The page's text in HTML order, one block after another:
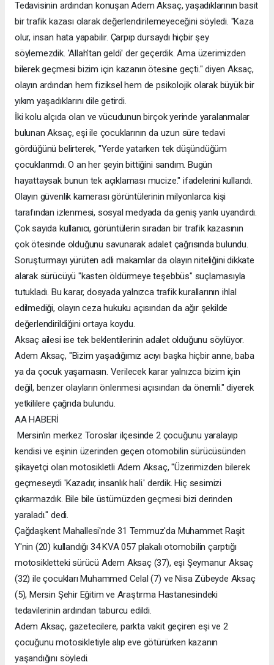
Tedavisinin ardından konuşan Adem Aksaç, yaşadıklarının basit
bir trafik kazası olarak değerlendirilemeyeceğini söyledi. "Kaza
olur, insan hata yapabilir. Çarpıp dursaydı hiçbir şey
söylemezdik. 'Allah'tan geldi' der geçerdik. Ama üzerimizden
bilerek geçmesi bizim için kazanın ötesine geçti." diyen Aksaç,
olayın ardından hem fiziksel hem de psikolojik olarak büyük bir
yıkım yaşadıklarını dile getirdi.
İki kolu alçıda olan ve vücudunun birçok yerinde yaralanmalar
bulunan Aksaç, eşi ile çocuklarının da uzun süre tedavi
gördüğünü belirterek, "Yerde yatarken tek düşündüğüm
çocuklarımdı. O an her şeyin bittiğini sandım. Bugün
hayattaysak bunun tek açıklaması mucize." ifadelerini kullandı.
Olayın güvenlik kamerası görüntülerinin milyonlarca kişi
tarafından izlenmesi, sosyal medyada da geniş yankı uyandırdı.
Çok sayıda kullanıcı, görüntülerin sıradan bir trafik kazasının
çok ötesinde olduğunu savunarak adalet çağrısında bulundu.
Soruşturmayı yürüten adli makamlar da olayın niteliğini dikkate
alarak sürücüyü "kasten öldürmeye teşebbüs" suçlamasıyla
tutukladı. Bu karar, dosyada yalnızca trafik kurallarının ihlal
edilmediği, olayın ceza hukuku açısından da ağır şekilde
değerlendirildiğini ortaya koydu.
Aksaç ailesi ise tek beklentilerinin adalet olduğunu söylüyor.
Adem Aksaç, "Bizim yaşadığımız acıyı başka hiçbir anne, baba
ya da çocuk yaşamasın. Verilecek karar yalnızca bizim için
değil, benzer olayların önlenmesi açısından da önemli." diyerek
yetkililere çağrıda bulundu.
AA HABERİ
Mersin'in merkez Toroslar ilçesinde 2 çocuğunu yaralayıp
kendisi ve eşinin üzerinden geçen otomobilin sürücüsünden
şikayetçi olan motosikletli Adem Aksaç, "Üzerimizden bilerek
geçmeseydi 'Kazadır, insanlık hali.' derdik. Hiç sesimizi
çıkarmazdık. Bile bile üstümüzden geçmesi bizi derinden
yaraladı." dedi.
Çağdaşkent Mahallesi'nde 31 Temmuz'da Muhammet Raşit
Y'nin (20) kullandığı 34 KVA 057 plakalı otomobilin çarptığı
motosikletteki sürücü Adem Aksaç (37), eşi Şeymanur Aksaç
(32) ile çocukları Muhammed Celal (7) ve Nisa Zübeyde Aksaç
(5), Mersin Şehir Eğitim ve Araştırma Hastanesindeki
tedavilerinin ardından taburcu edildi.
Adem Aksaç, gazetecilere, parkta vakit geçiren eşi ve 2
çocuğunu motosikletiyle alıp eve götürürken kazanın
yaşandığını söyledi.